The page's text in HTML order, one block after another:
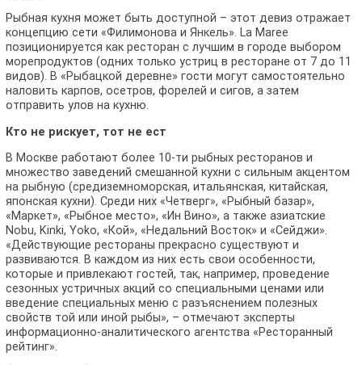
Рыбная кухня может быть доступной – этот девиз отражает
концепцию сети «Филимонова и Янкель». La Maree
позиционируется как ресторан с лучшим в городе выбором
морепродуктов (одних только устриц в ресторане от 7 до 11
видов). В «Рыбацкой деревне» гости могут самостоятельно
наловить карпов, осетров, форелей и сигов, а затем
отправить улов на кухню.
Кто не рискует, тот не ест
В Москве работают более 10-ти рыбных ресторанов и
множество заведений смешанной кухни с сильным акцентом
на рыбную (средиземноморская, итальянская, китайская,
японская кухни). Среди них «Четверг», «Рыбный базар»,
«Маркет», «Рыбное место», «Ин Вино», а также азиатские
Nobu, Kinki, Yoko, «Кой», «Недальний Восток» и «Сейджи».
«Действующие рестораны прекрасно существуют и
развиваются. В каждом из них есть свои особенности,
которые и привлекают гостей, так, например, проведение
сезонных устричных акций со специальными ценами или
введение специальных меню с разъяснением полезных
свойств той или иной рыбы», – отмечают эксперты
информационно-аналитического агентства «Ресторанный
рейтинг».